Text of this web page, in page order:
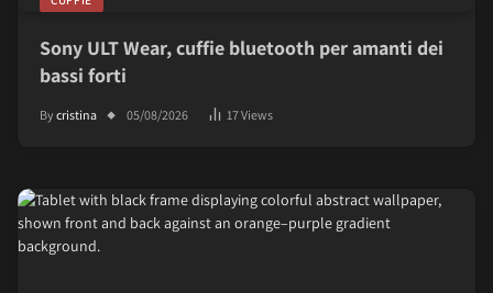
Sony ULT Wear, cuffie bluetooth per amanti dei
bassi forti
Bycristina 05/08/2026 17Views